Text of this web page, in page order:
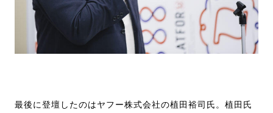
最後に登壇したのはヤフー株式会社の植田裕司氏。植田氏